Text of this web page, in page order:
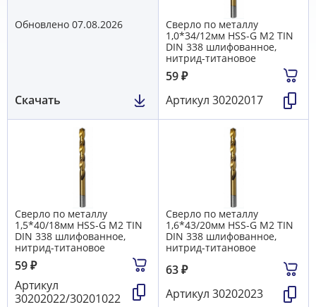
Обновлено 07.08.2026
Скачать
Сверло по металлу
1,0*34/12мм HSS-G M2 TIN
DIN 338 шлифованное,
нитрид-титановое
59₽
Артикул 30202017
Сверло по металлу
1,5*40/18мм HSS-G M2 TIN
DIN 338 шлифованное,
нитрид-титановое
59₽
Артикул
30202022/30201022
Сверло по металлу
1,6*43/20мм HSS-G M2 TIN
DIN 338 шлифованное,
нитрид-титановое
63₽
Артикул 30202023